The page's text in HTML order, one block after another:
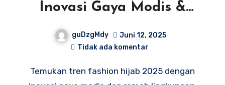
Inovasi Gaya Modis &
Ramah Lingkungan
guDzgMdy
Juni 12, 2025
Tidak ada komentar
Temukan tren fashion hijab 2025 dengan